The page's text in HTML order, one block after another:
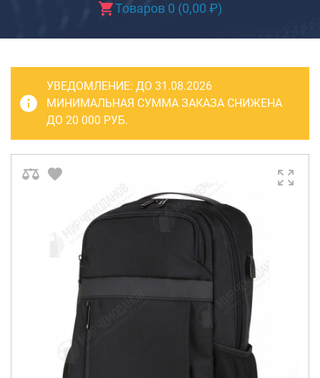
Товаров 0 (0,00 ₽)
Пилоты на колесах
Рюкзаки детские для детских
Бьюти-кейсы
САКВОЯЖИ
РАСПРОДАЖА
Сумки спортивные
Сумки деловые
Сумки поясные
Сумки-тележки хозяйственные
Сумки-рюкзаки на колёсах
УВЕДОМЛЕНИЕ: ДО 31.08.2026
МИНИМАЛЬНАЯ СУММА ЗАКАЗА СНИЖЕНА
ДО 20 000 РУБ.